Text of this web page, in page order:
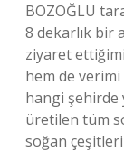
BOZOĞLU
8 dekarlık bir
ziyaret
hem de verimi
hangi şehirde
üretilen tüm
soğan